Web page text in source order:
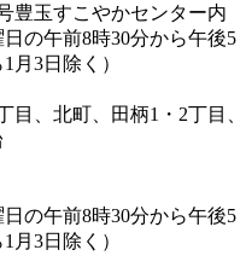
豊玉すこやかセンター内
の午前8時30分から午後5
月3日除く）
目、北町、田柄1・2丁目、
の午前8時30分から午後5
月3日除く）